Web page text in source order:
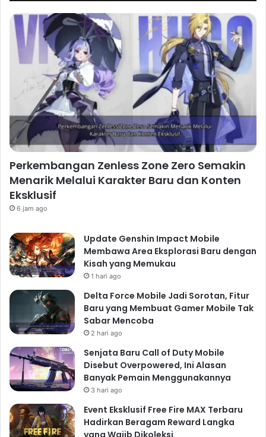
Perkembangan Zenless Zone Zero Semakin
Menarik Melalui Karakter Baru dan Konten
Eksklusif
6 jam ago
Update Genshin Impact Mobile
Membawa Area Eksplorasi Baru dengan
Kisah yang Memukau
1 hari ago
Delta Force Mobile Jadi Sorotan, Fitur
Baru yang Membuat Gamer Mobile Tak
Sabar Mencoba
2 hari ago
Senjata Baru Call of Duty Mobile
Disebut Overpowered, Ini Alasan
Banyak Pemain Menggunakannya
3 hari ago
Event Eksklusif Free Fire MAX Terbaru
Hadirkan Beragam Reward Langka